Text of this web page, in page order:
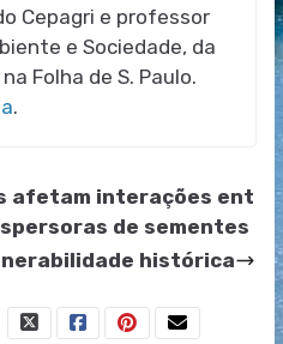
Cepagri e professor
e Sociedade, da
Folha de S. Paulo.
.
afetam interações ent
de sementes
histórica